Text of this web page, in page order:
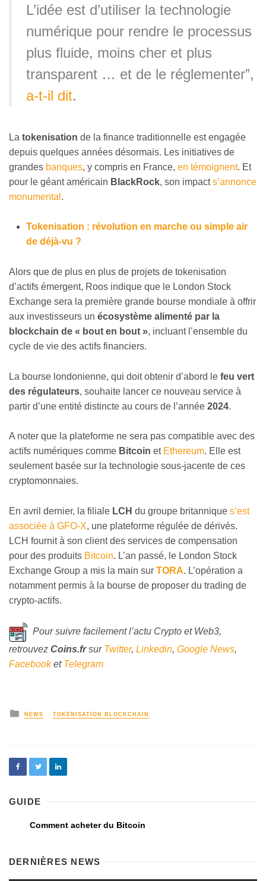
L’idée est d’utiliser la technologie
numérique pour rendre le processus
plus fluide, moins cher et plus
transparent … et de le réglementer”,
a-t-il dit.
La tokenisation de la finance traditionnelle est engagée
depuis quelques années désormais. Les initiatives de
grandes banques, y compris en France, en témoignent. Et
pour le géant américain BlackRock, son impacts’annonce
monumental .
Tokenisation : révolution en marche ou simple air
de déjà-vu ?
Alors que de plus en plus de projets de tokenisation
d’actifs émergent, Roos indique que le London Stock
Exchange sera la première grande bourse mondiale à offrir
aux investisseurs un écosystème alimenté par la
blockchain de « bout en bout », incluant l’ensemble du
cycle de vie des actifs financiers.
La bourse londonienne, qui doit obtenir d’abord le feu vert
des régulateurs, souhaite lancer ce nouveau service à
partir d’une entité distincte au cours de l’année 2024.
A noter que la plateforme ne sera pas compatible avec des
actifs numériques comme Bitcoin et Ethereum. Elle est
seulement basée sur la technologie sous-jacente de ces
cryptomonnaies.
En avril dernier, la filiale LCH du groupe britannique s’est
associée à GFO-X, une plateforme régulée de dérivés.
LCH fournit à son client des services de compensation
pour des produits Bitcoin. L’an passé, le London Stock
Exchange Group a mis la main sur TORA. L’opération a
notamment permis à la bourse de proposer du trading de
crypto-actifs.
Pour suivre facilement l’actu Crypto et Web3,
retrouvez Coins.frsur Twitter, Linkedin, Google News,
Facebooket Telegram
NEWS TOKENISATION BLOCKCHAIN
GUIDE
Comment acheter du Bitcoin
DERNIÈRES NEWS